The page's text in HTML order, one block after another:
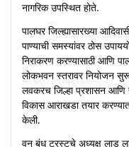
नागरिक उपस्थित होते.
पालघर जिल्ह्यासारख्या
पाण्याची समस्यांवर ठोस
निराकरण करण्यासाठी आणि
लोकभवन स्तरावर नियोजन
लवकरच जिल्हा प्रशासन
विकास आराखडा तयार करण्यात
केली.
वन बंधू ट्रस्टचे अध्यक्ष लाडू